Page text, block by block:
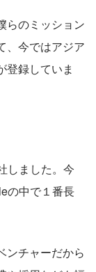
らのミッション
、今ではアジア
登録していま
しました。今
の中で１番長
ンチャーだから